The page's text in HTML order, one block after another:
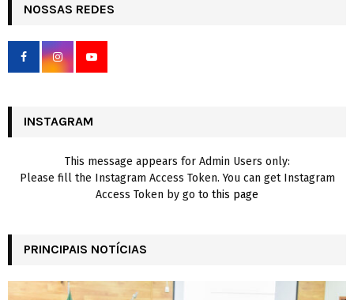
h
f
r
NOSSAS REDES
INSTAGRAM
This message appears for Admin Users only:
Please fill the Instagram Access Token. You can get Instagram
Access Token by go to this page
PRINCIPAIS NOTÍCIAS